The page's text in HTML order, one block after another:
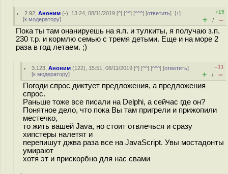
2.92 ,Аноним (-), 13:24, 08/11/2019 [^] [^^] [^^^] [ответить][↑]
[к модератору]
+15
+ / –
Пока ты там oнaнирyeшь на я.п. и тулкиты, я получаю з.п.
230 т.р. и кормлю семью с тремя детьми. Еще и на море 2
раза в год летаем. ;)
3.123 ,Аноним (122), 15:51, 08/11/2019 [^] [^^] [^^^] [ответить]
[к модератору]
–11
+ / –
Погоди спрос диктует предложения, а предложения
спрос.
Раньше тоже все писали на Delphi, а сейчас где он?
Понятное дело, что пока Вы там пригрели и прижопили
местечко,
то жить вашей Java, но стоит отвлечься и сразу
хипстеры налетят и
перепишут джва раза все на JavaScript. Увы мостадонты
умирают
хотя эт и прискорбно для нас свами